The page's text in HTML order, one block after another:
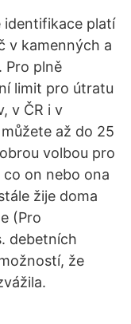
identifikace platí
v kamenných a
Pro plně
limit pro útratu
v ČR i v
až do 25
volbou pro
on nebo ona
žije doma
(Pro
debetních
že